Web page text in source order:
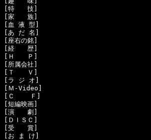
[特　　技]
[家　　族]
[血 液 型]
[あ だ 名]
[座右の銘]
[経　　歴]
[Ｈ　　Ｐ]
[所属会社]
[Ｔ　　Ｖ]
[ラ ジ オ]
[Ｍ-Video]
[Ｃ    Ｆ]
[短編映画]
[演　　劇]
[ＤＩＳＣ]
[受　　賞]
[お ま け]